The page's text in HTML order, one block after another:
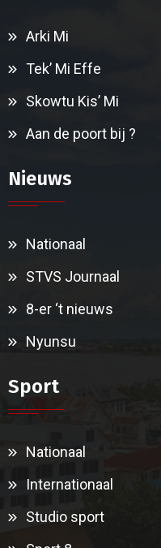
Arki Mi
Tek’ Mi Effe
Skowtu Kis’ Mi
Aan de poort bij ?
Nieuws
Nationaal
STVS Journaal
8-er ‘t nieuws
Nyunsu
Sport
Nationaal
Internationaal
Studio sport